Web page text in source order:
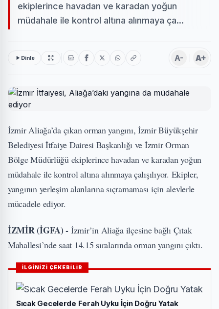
ekiplerince havadan ve karadan yoğun
müdahale ile kontrol altına alınmaya ça...
Dinle A- A+
İzmir Aliağa’da çıkan orman yangını, İzmir Büyükşehir
Belediyesi İtfaiye Dairesi Başkanlığı ve İzmir Orman
Bölge Müdürlüğü ekiplerince havadan ve karadan yoğun
müdahale ile kontrol altına alınmaya çalışılıyor. Ekipler,
yangının yerleşim alanlarına sıçramaması için alevlerle
mücadele ediyor.
İZMİR (İGFA) - İzmir’in Aliağa ilçesine bağlı Çıtak
Mahallesi’nde saat 14.15 sıralarında orman yangını çıktı.
İLGİNİZİ ÇEKEBİLİR
Sıcak Gecelerde Ferah Uyku İçin Doğru Yatak